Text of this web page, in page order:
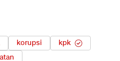
korupsi
kpk